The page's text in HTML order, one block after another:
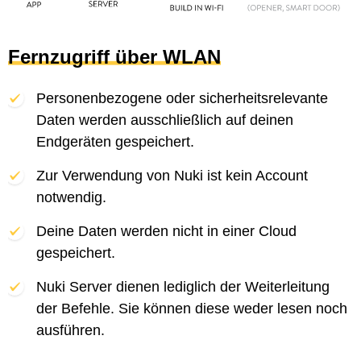
Fernzugriff über WLAN
Personenbezogene oder sicherheitsrelevante
Daten werden ausschließlich auf deinen
Endgeräten gespeichert.
Zur Verwendung von Nuki ist kein Account
notwendig.
Deine Daten werden nicht in einer Cloud
gespeichert.
Nuki Server dienen lediglich der Weiterleitung
der Befehle. Sie können diese weder lesen noch
ausführen.